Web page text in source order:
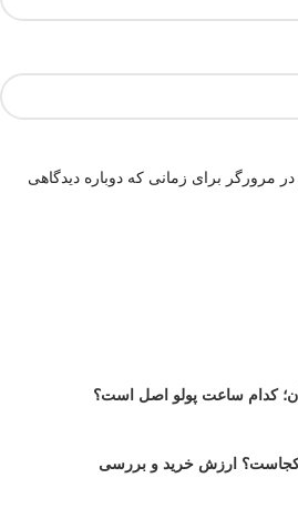
ارزش خرید و بررسی
مرورگر برای زمانی که دوباره دیدگاهی